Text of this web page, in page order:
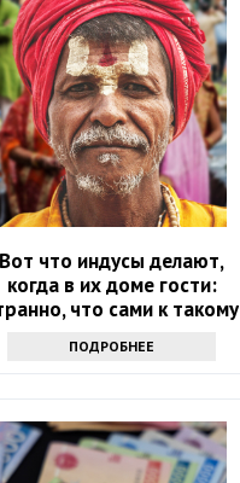
Вот что индусы делают,
когда в их доме гости:
что сами к такому
ПОДРОБНЕЕ